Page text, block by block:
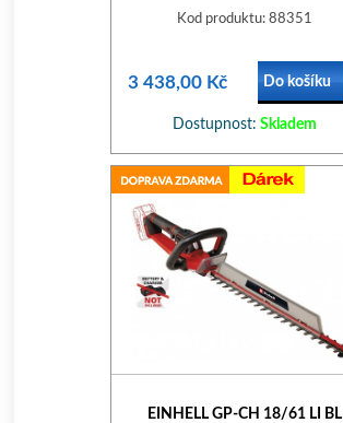
Kod produktu: 88351
3 438,00 Kč Do košíku
Dostupnost: Skladem
EINHELL GP-CH 18/61 LI BL